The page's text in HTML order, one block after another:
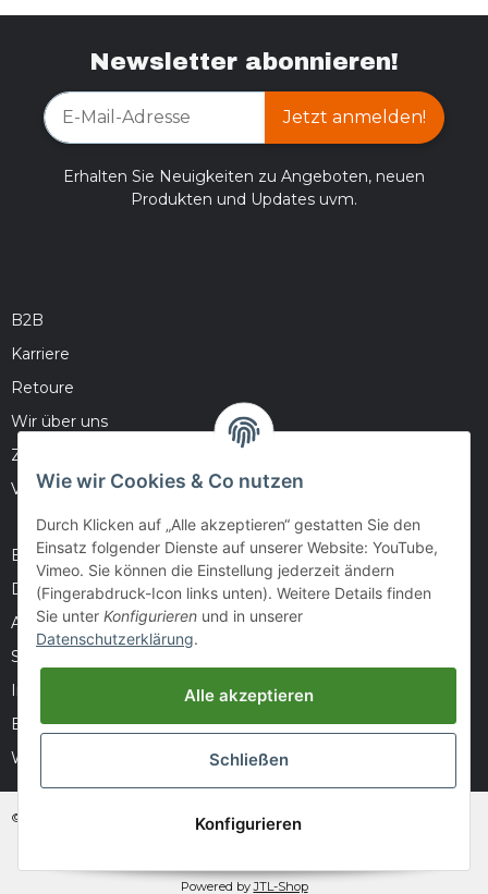
Newsletter abonnieren!
Jetzt anmelden!
Erhalten Sie Neuigkeiten zu Angeboten, neuen
Produkten und Updates uvm.
B2B
Karriere
Retoure
Wir über uns
Zahlungsmöglichkeiten
Versandinformationen
Barrierefreiheitserklärung
Datenschutz
AGB
Sitemap
Impressum
Batteriegesetzhinweise
Widerrufsrecht
© huntivity-group.at
Powered byJTL-Shop
Wie wir Cookies & Co nutzen
Durch Klicken auf „Alle akzeptieren“ gestatten Sie den
Einsatz folgender Dienste auf unserer Website: YouTube,
Vimeo. Sie können die Einstellung jederzeit ändern
(Fingerabdruck-Icon links unten). Weitere Details finden
Sie unter Konfigurieren und in unserer
Datenschutzerklärung.
Alle akzeptieren
Schließen
Konfigurieren